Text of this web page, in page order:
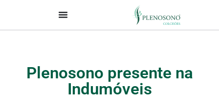
Plenosono presente na
Indumóveis